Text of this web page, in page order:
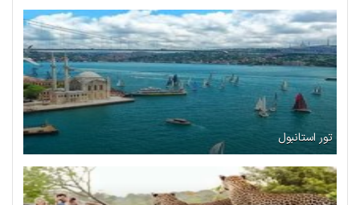
تور استانبول